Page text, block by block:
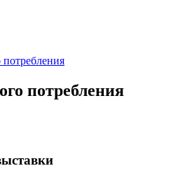
потребления